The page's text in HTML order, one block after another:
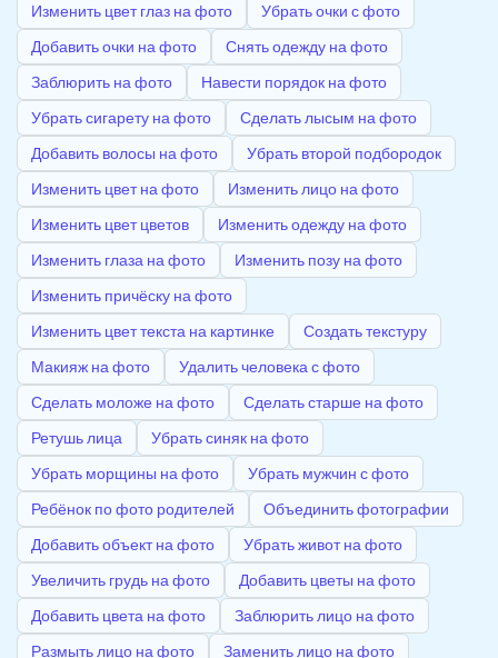
Изменить цвет глаз на фото
Убрать очки с фото
Добавить очки на фото
Снять одежду на фото
Заблюрить на фото
Навести порядок на фото
Убрать сигарету на фото
Сделать лысым на фото
Добавить волосы на фото
Убрать второй подбородок
Изменить цвет на фото
Изменить лицо на фото
Изменить цвет цветов
Изменить одежду на фото
Изменить глаза на фото
Изменить позу на фото
Изменить причёску на фото
Изменить цвет текста на картинке
Создать текстуру
Макияж на фото
Удалить человека с фото
Сделать моложе на фото
Сделать старше на фото
Ретушь лица
Убрать синяк на фото
Убрать морщины на фото
Убрать мужчин с фото
Ребёнок по фото родителей
Объединить фотографии
Добавить объект на фото
Убрать живот на фото
Увеличить грудь на фото
Добавить цветы на фото
Добавить цвета на фото
Заблюрить лицо на фото
Размыть лицо на фото
Заменить лицо на фото